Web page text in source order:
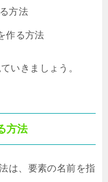
方法
作る方法
いきましょう。
方法
は、要素の名前を指